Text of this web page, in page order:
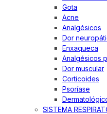
Gota
Acne
Analgésicos
Dor
Enxaqueca
Analgésicos
Dor muscular
Corticoides
Psoríase
SISTEMA